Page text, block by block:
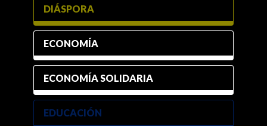
DIÁSPORA
ECONOMÍA
ECONOMÍA SOLIDARIA
EDUCACIÓN